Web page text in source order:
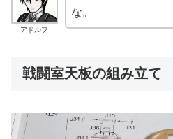
アドルフ
な。
戦闘室天板の組み立て